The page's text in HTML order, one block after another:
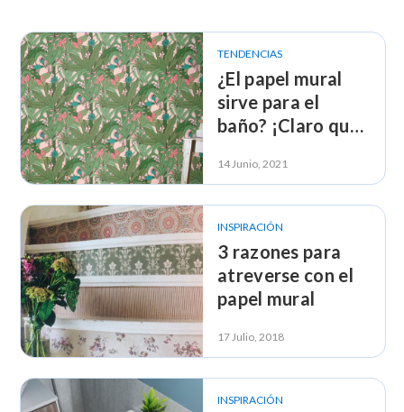
TENDENCIAS
¿El papel mural
sirve para el
baño? ¡Claro que
tendencias
14 Junio, 2021
INSPIRACIÓN
3 razones para
atreverse con el
papel mural
17 Julio, 2018
INSPIRACIÓN